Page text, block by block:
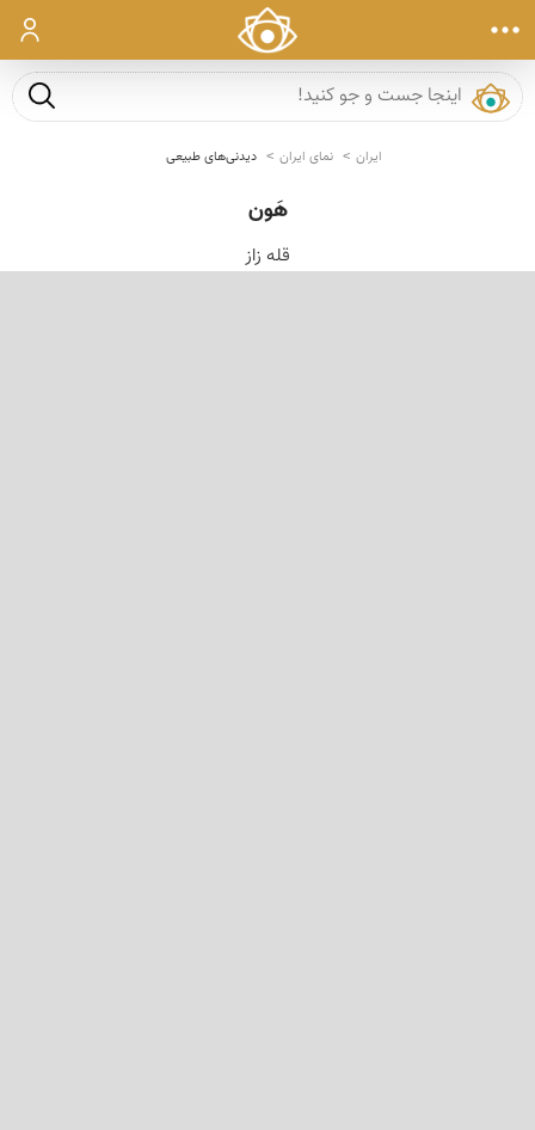
ورود
جست و
ایران نمای ایران دیدنی‌های طبیعی
هَون
قله زاز